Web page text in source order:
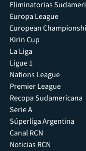
Eliminatorias
Europa League
European
Kirin Cup
La Liga
Ligue 1
Nations League
Premier League
Recopa Sudamericana
Serie A
Súperliga Argentina
Canal RCN
Noticias RCN